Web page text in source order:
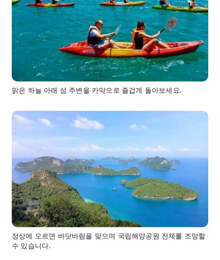
맑은 하늘 아래 섬 주변을 카약으로 즐겁게 돌아보세요.
정상에 오르면 바닷바람을 맞으며 국립해양공원 전체를 조망할
수 있습니다.